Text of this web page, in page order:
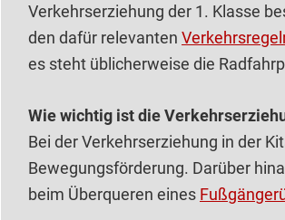
Verkehrserziehung der 1. Klasse
den dafür relevanten
es steht üblicherweise die
Wie wichtig ist die
Bei der Verkehrserziehung in der
Bewegungsförderung. Darüber
beim Überqueren eines